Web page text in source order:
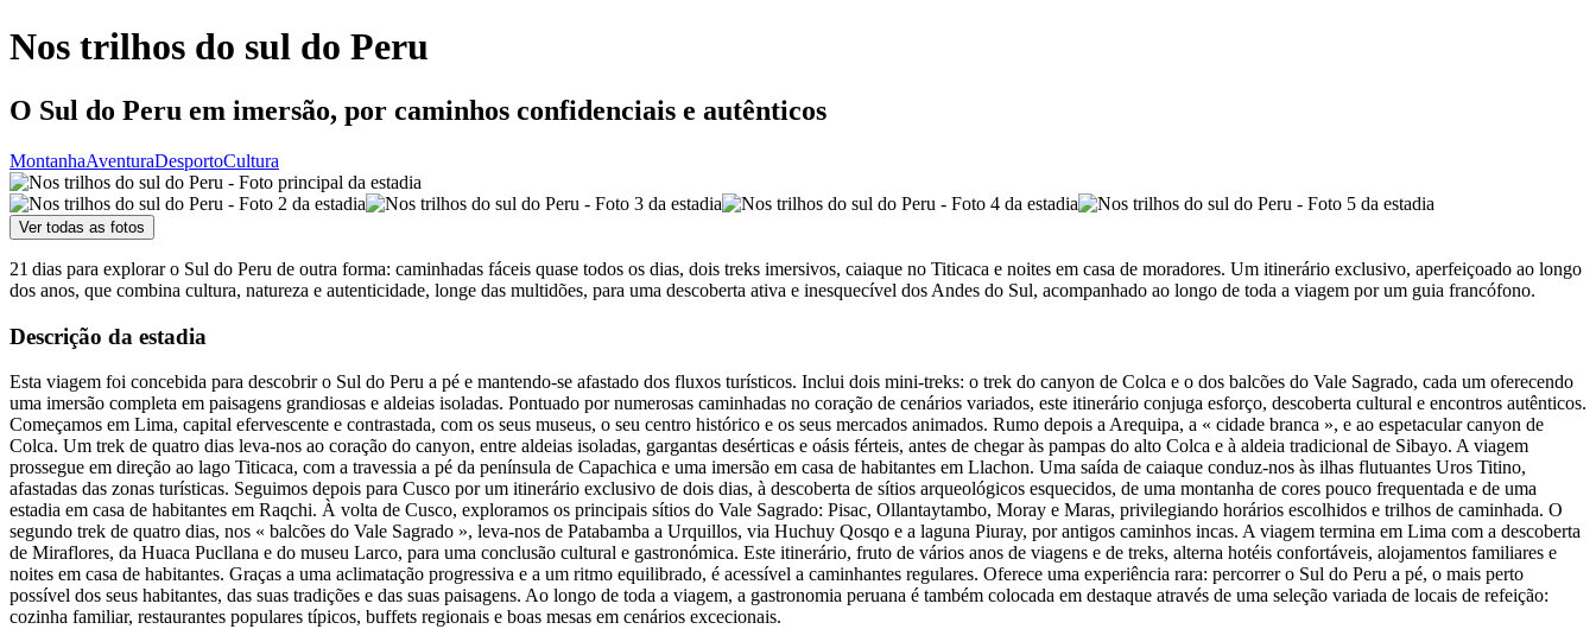
Nos trilhos do sul do Peru
O Sul do Peru em imersão, por caminhos confidenciais e autênticos
MontanhaAventuraDesportoCultura
Ver todas as fotos
21 dias para explorar o Sul do Peru de outra forma: caminhadas fáceis quase todos os dias, dois treks imersivos, caiaque no Titicaca e noites em casa de moradores. Um itinerário exclusivo, aperfeiçoado ao longo
dos anos, que combina cultura, natureza e autenticidade, longe das multidões, para uma descoberta ativa e inesquecível dos Andes do Sul, acompanhado ao longo de toda a viagem por um guia francófono.
Descrição da estadia
Esta viagem foi concebida para descobrir o Sul do Peru a pé e mantendo-se afastado dos fluxos turísticos. Inclui dois mini-treks: o trek do canyon de Colca e o dos balcões do Vale Sagrado, cada um oferecendo
uma imersão completa em paisagens grandiosas e aldeias isoladas. Pontuado por numerosas caminhadas no coração de cenários variados, este itinerário conjuga esforço, descoberta cultural e encontros autênticos.
Começamos em Lima, capital efervescente e contrastada, com os seus museus, o seu centro histórico e os seus mercados animados. Rumo depois a Arequipa, a « cidade branca », e ao espetacular canyon de
Colca. Um trek de quatro dias leva-nos ao coração do canyon, entre aldeias isoladas, gargantas desérticas e oásis férteis, antes de chegar às pampas do alto Colca e à aldeia tradicional de Sibayo. A viagem
prossegue em direção ao lago Titicaca, com a travessia a pé da península de Capachica e uma imersão em casa de habitantes em Llachon. Uma saída de caiaque conduz-nos às ilhas flutuantes Uros Titino,
afastadas das zonas turísticas. Seguimos depois para Cusco por um itinerário exclusivo de dois dias, à descoberta de sítios arqueológicos esquecidos, de uma montanha de cores pouco frequentada e de uma
estadia em casa de habitantes em Raqchi. À volta de Cusco, exploramos os principais sítios do Vale Sagrado: Pisac, Ollantaytambo, Moray e Maras, privilegiando horários escolhidos e trilhos de caminhada. O
segundo trek de quatro dias, nos « balcões do Vale Sagrado », leva-nos de Patabamba a Urquillos, via Huchuy Qosqo e a laguna Piuray, por antigos caminhos incas. A viagem termina em Lima com a descoberta
de Miraflores, da Huaca Pucllana e do museu Larco, para uma conclusão cultural e gastronómica. Este itinerário, fruto de vários anos de viagens e de treks, alterna hotéis confortáveis, alojamentos familiares e
noites em casa de habitantes. Graças a uma aclimatação progressiva e a um ritmo equilibrado, é acessível a caminhantes regulares. Oferece uma experiência rara: percorrer o Sul do Peru a pé, o mais perto
possível dos seus habitantes, das suas tradições e das suas paisagens. Ao longo de toda a viagem, a gastronomia peruana é também colocada em destaque através de uma seleção variada de locais de refeição:
cozinha familiar, restaurantes populares típicos, buffets regionais e boas mesas em cenários excecionais.